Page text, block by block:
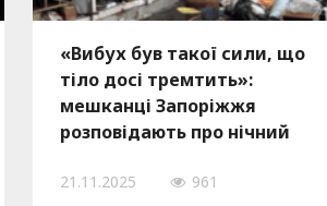
«Вибух був такої сили, що
тіло досі тремтить»:
мешканці Запоріжжя
розповідають про нічний
21.11.2025 961